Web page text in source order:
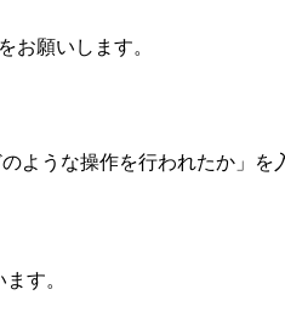
お願いします。
ような操作を行われたか」を
す。